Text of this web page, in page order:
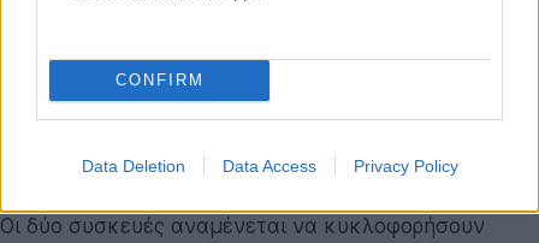
CONFIRM
Data Deletion Data Access Privacy Policy
Οι δύο συσκευές αναμένεται να κυκλοφορήσουν